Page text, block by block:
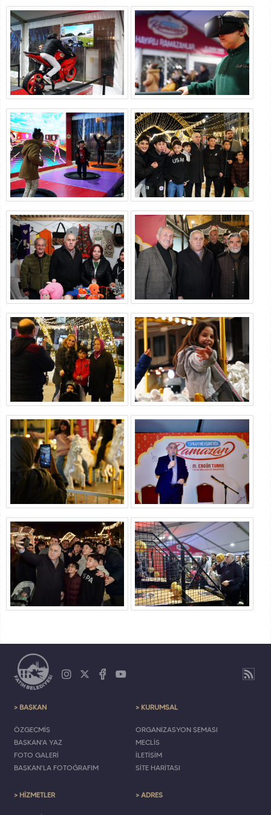
> BAŞKAN
ÖZGEÇMİŞ
BAŞKAN'A YAZ
FOTO GALERİ
BAŞKAN'LA FOTOĞRAFIM
> KURUMSAL
ORGANİZASYON ŞEMASI
MECLİS
İLETİŞİM
SİTE HARİTASI
> HİZMETLER > ADRES